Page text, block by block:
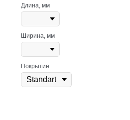
Длина, мм
Ширина, мм
Покрытие